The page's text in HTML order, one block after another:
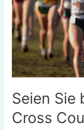
Seien Sie
Cross